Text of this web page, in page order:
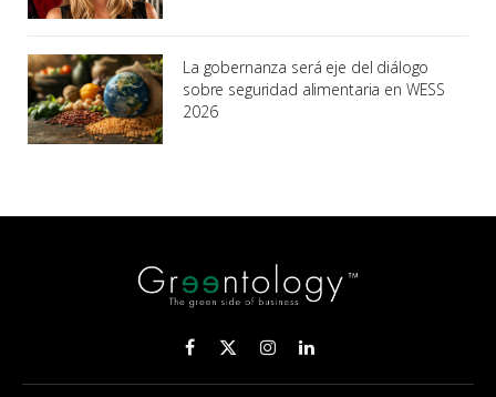
La gobernanza será eje del diálogo
sobre seguridad alimentaria en WESS
2026
Facebook
X
(Twitter)
InstagramLinkedIn